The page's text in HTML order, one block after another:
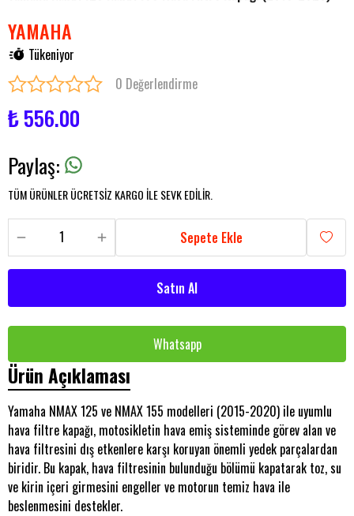
YAMAHA
Tükeniyor
0 Değerlendirme
₺ 556.00
Paylaş:
TÜM ÜRÜNLER ÜCRETSİZ KARGO İLE SEVK EDİLİR.
Sepete Ekle
Satın Al
Whatsapp
Ürün Açıklaması
Yamaha NMAX 125 ve NMAX 155 modelleri (2015-2020) ile uyumlu
hava filtre kapağı, motosikletin hava emiş sisteminde görev alan ve
hava filtresini dış etkenlere karşı koruyan önemli yedek parçalardan
biridir. Bu kapak, hava filtresinin bulunduğu bölümü kapatarak toz, su
ve kirin içeri girmesini engeller ve motorun temiz hava ile
beslenmesini destekler.